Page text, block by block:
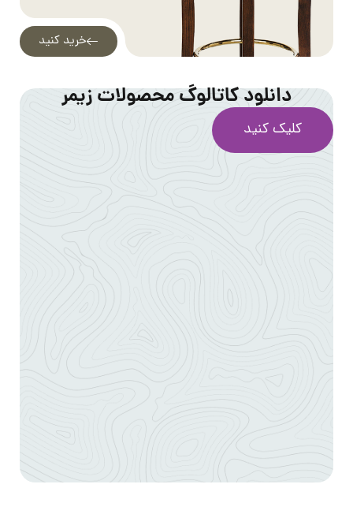
خرید کنید
دانلود کاتالوگ محصولات زیمر
کلیک کنید